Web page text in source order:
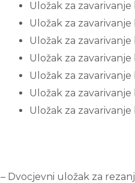
Uložak za zavarivanje
Uložak za
Uložak za zavarivanje
Uložak za zavarivanje
Uložak za zavarivanje
Uložak za zavarivanje
Uložak za
– Dvocjevni uložak za